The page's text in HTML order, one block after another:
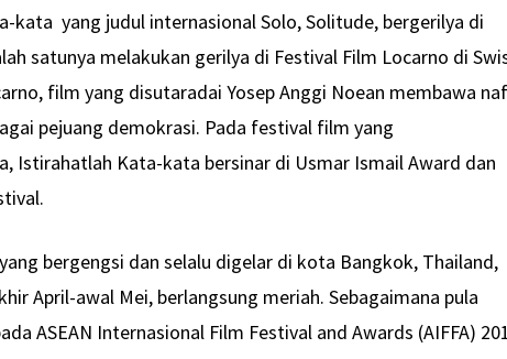
kata yang judul internasional Solo, Solitude, bergerilya di
satunya melakukan gerilya di Festival Film Locarno di
film yang disutaradai Yosep Anggi Noean membawa
pejuang demokrasi. Pada festival film yang
Istirahatlah Kata-kata bersinar di Usmar Ismail Award dan
bergengsi dan selalu digelar di kota Bangkok, Thailand,
April-awal Mei, berlangsung meriah. Sebagaimana pula
ASEAN Internasional Film Festival and Awards (AIFFA)